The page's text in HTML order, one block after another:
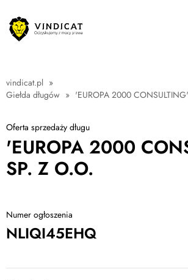
vindicat.pl »
Giełda długów » 'EUROPA 2000
Oferta sprzedaży długu
'EUROPA 2000
SP. Z O.O.
Numer ogłoszenia
NLIQI45EHQ